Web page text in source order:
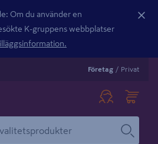
Om du använder en
K-gruppens webbplatser
Företag / Privat